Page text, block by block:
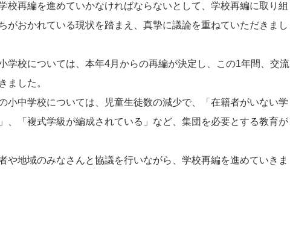
校再編を進めていかなければならないとして、学校再編に取り組
がおかれている現状を踏まえ、真摯に議論を重ねていただきまし
校については、本年4月からの再編が決定し、この1年間、交流
ました。
中学校については、児童生徒数の減少で、「在籍者がいない学
、「複式学級が編成されている」など、集団を必要とする教育が
地域のみなさんと協議を行いながら、学校再編を進めていきま